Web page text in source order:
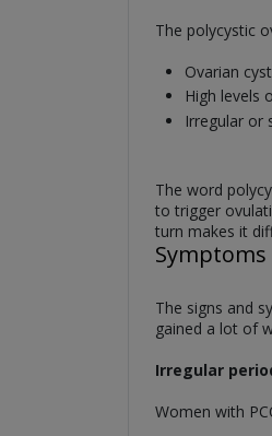
The polycystic
Ovarian
High levels
Irregular or
The word
to trigger
turn makes it
Symptoms
The signs and
gained a lot of
Irregular
Women with